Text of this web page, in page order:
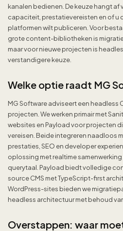
kanalen bedienen. De keuze hangt af
capaciteit, prestatievereisten en of u
platformen wilt publiceren. Voor
grote content-bibliotheken is
maar voor nieuwe projecten is
verstandigere keuze.
Welke optie raadt MG
MG Software adviseert een headless
projecten. We werken primair met
websites en Payload voor projecten
vereisen. Beide integreren naadloos
prestaties, SEO en developer
oplossing met realtime
querytaal. Payload biedt volledige
source CMS met TypeScript-first
WordPress-sites bieden we
headless architectuur met behoud
Overstappen: waar